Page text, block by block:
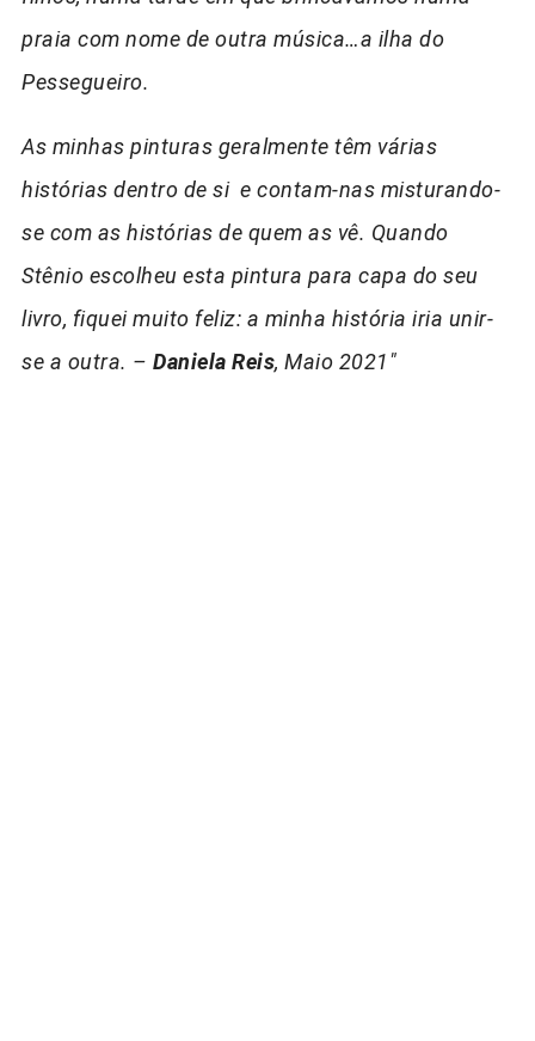
praia com nome de outra música…a ilha do
Pessegueiro.
As minhas pinturas geralmente têm várias
histórias dentro de si e contam-nas misturando-
se com as histórias de quem as vê. Quando
Stênio escolheu esta pintura para capa do seu
livro, fiquei muito feliz: a minha história iria unir-
se a outra. –Daniela Reis, Maio 2021″